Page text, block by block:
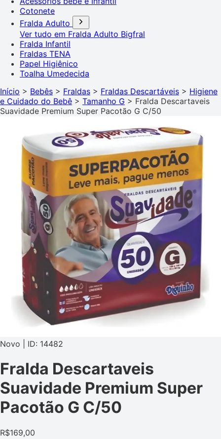
Cotonete
Fralda Adulto
Ver tudo em Fralda Adulto Bigfral
Fralda Infantil
Fraldas TENA
Papel Higiênico
Toalha Umedecida
Início > Bebês > Fraldas > Fraldas Descartáveis > Higiene
e Cuidado do Bebê > Tamanho G > Fralda Descartaveis
Suavidade Premium Super Pacotão G C/50
Novo | ID: 14482
Fralda Descartaveis
Suavidade Premium Super
Pacotão G C/50
R$169,00